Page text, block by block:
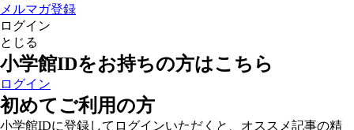
メルマガ登録
ログイン
とじる
小学館IDをお持ちの方はこちら
ログイン
初めてご利用の方
小学館IDに登録してログインいただくと、オススメ記事の精